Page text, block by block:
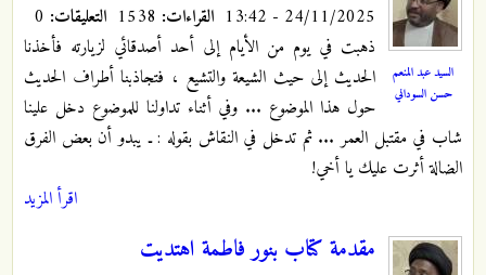
السيد عبد المنعم
حسن السوداني
24/11/2025 - 13:42 القراءات: التعليقات:
ذهبت في يوم من الأيام إلى أحد أصدقائي لزيارته فأخذنا
الحديث إلى حيث الشيعة والتشيع ، فتجاذبنا أطراف الحديث
حول هذا الموضوع ... وفي أثناء تداولنا للموضوع دخل علينا
شاب في مقتبل العمر ... ثم تدخل في النقاش بقوله : ـ يبدو أن بعض الفرق
الضالة أثرت عليك يا أخي!
اقرأ المزيد
مقدمة كتاب بنور فاطمة اهتديت